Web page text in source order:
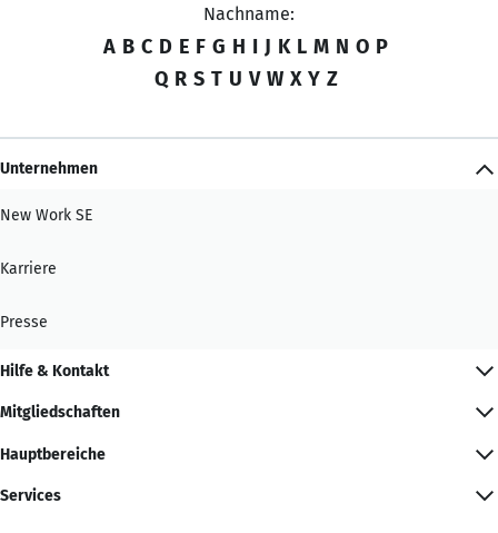
Nachname:
A B C D E F G H I J K L M N O P
Q R S T U V W X Y Z
Unternehmen
New Work SE
Karriere
Presse
Hilfe & Kontakt
Mitgliedschaften
Hauptbereiche
Services